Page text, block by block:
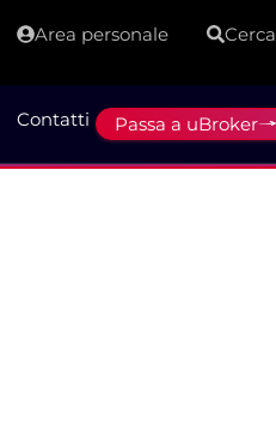
Area personale Cerca
Contatti Passa a uBroker